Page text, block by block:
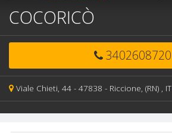
COCORICÒ
3402608720
Viale Chieti, 44 - 47838 - Riccione, (RN) , IT